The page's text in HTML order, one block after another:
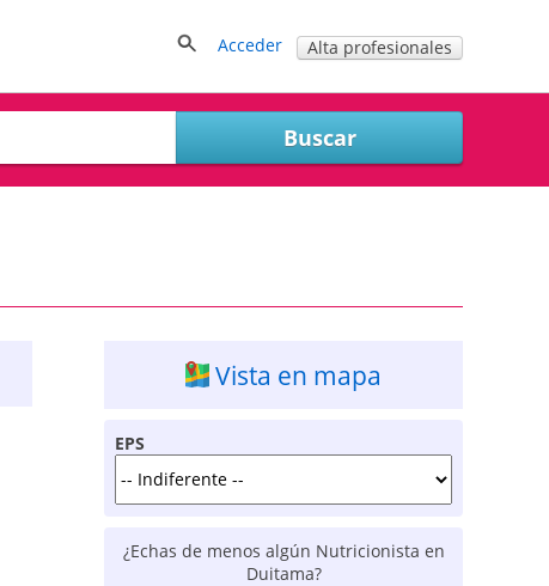
Acceder Alta profesionales
Vista en mapa
EPS
¿Echas de menos algún Nutricionista en
Duitama?